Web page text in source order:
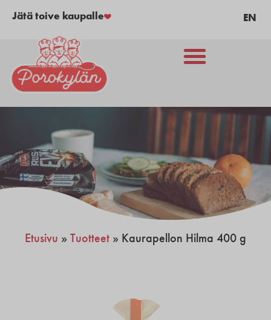
Jätä toive kaupalle EN
Etusivu » Tuotteet » Kaurapellon Hilma 400 g